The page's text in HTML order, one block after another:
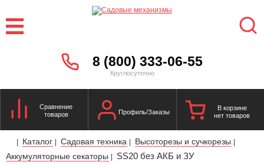
8 (800) 333-06-55
Круглосуточно
Сравнение
товаров
Профиль/Заказы
В корзине
нет товаров
| Каталог | Садовая техника | Высоторезы и сучкорезы |
Аккумуляторные секаторы | SS20 без АКБ и ЗУ